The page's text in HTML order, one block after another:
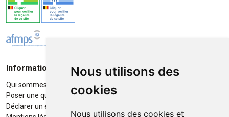
Nous utilisons des
cookies
Nous utilisons des cookies et
Informations
Qui sommes-nous ?
Poser une question
Déclarer un effet indésirable
Moyens de paiement